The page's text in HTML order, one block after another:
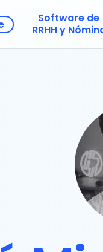
Software de
RRHH y